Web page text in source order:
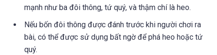
mạnh như ba đôi thông, tứ quý, và thậm chí là heo.
Nếu bốn đôi thông được đánh trước khi người chơi ra
bài, có thể được sử dụng bất ngờ để phá heo hoặc tứ
quý.